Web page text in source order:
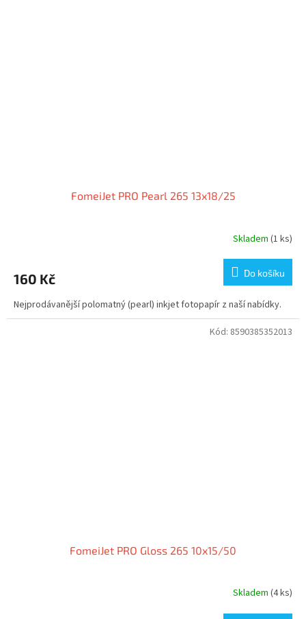
FomeiJet PRO Pearl 265 13x18/25
Skladem (1 ks)
160 Kč Do košíku
Nejprodávanější polomatný (pearl) inkjet fotopapír z naší nabídky.
FomeiJet PRO Gloss 265 10x15/50
Skladem (4 ks)
Kód: 8590385352013